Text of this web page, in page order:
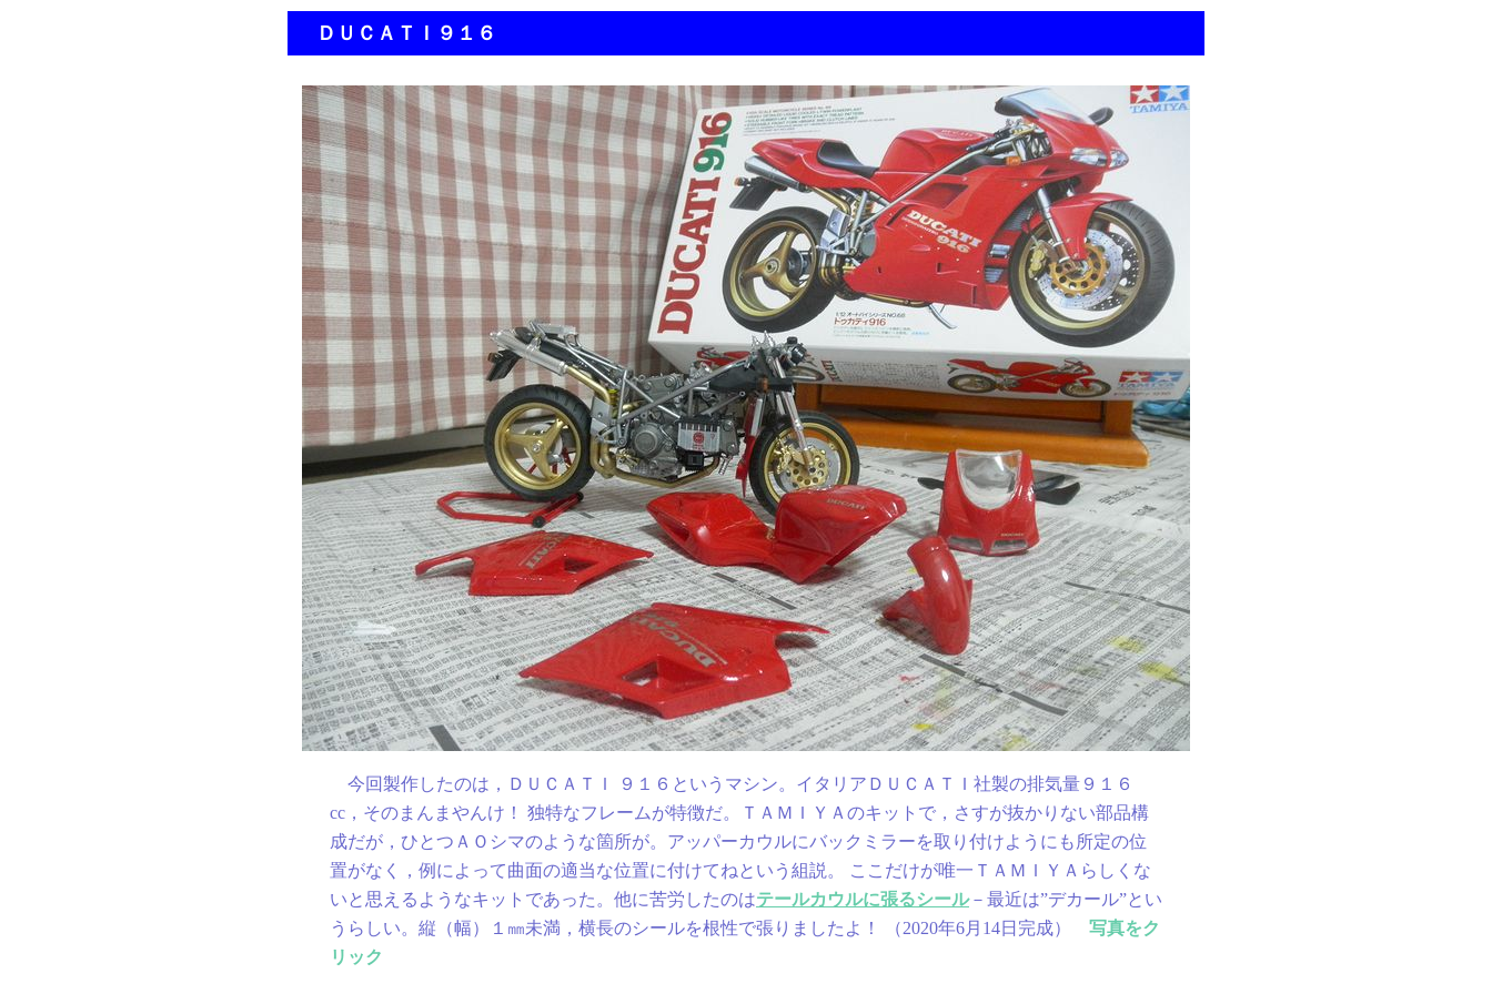
ＤＵＣＡＴＩ９１６
今回製作したのは，ＤＵＣＡＴＩ ９１６というマシン。イタリアＤＵＣＡＴＩ社製の排気量９１６
cc，そのまんまやんけ！ 独特なフレームが特徴だ。ＴＡＭＩＹＡのキットで，さすが抜かりない部品構
成だが，ひとつＡＯシマのような箇所が。アッパーカウルにバックミラーを取り付けようにも所定の位
置がなく，例によって曲面の適当な位置に付けてねという組説。 ここだけが唯一ＴＡＭＩＹＡらしくな
いと思えるようなキットであった。他に苦労したのはテールカウルに張るシール－最近は”デカール”とい
うらしい。縦（幅）１㎜未満，横長のシールを根性で張りましたよ！ （2020年6月14日完成）
写真をク
リック